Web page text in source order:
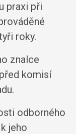
praxi při
roky.
znalce
komisí
odborného
jeho